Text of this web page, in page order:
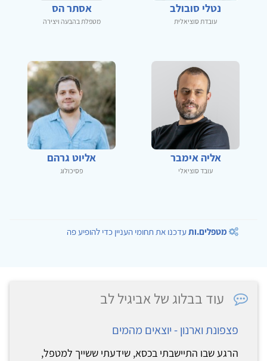
נטלי סובולב
עובדת סוציאלית
אסתר הס
מטפלת בהבעה ויצירה
אליה אימבר
עובד סוציאלי
אליוט גרהם
פסיכולוג
מטפלים.ותעדכנו את תחומי העניין כדי להופיע פה
עוד בבלוג של אביגיל לב
פצפונת וארנון - יוצאים מהמים
הרגע שבו התיישבתי בכסא, שידעתי ששייך למטפל,